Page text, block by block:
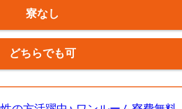
寮なし
どちらでも可